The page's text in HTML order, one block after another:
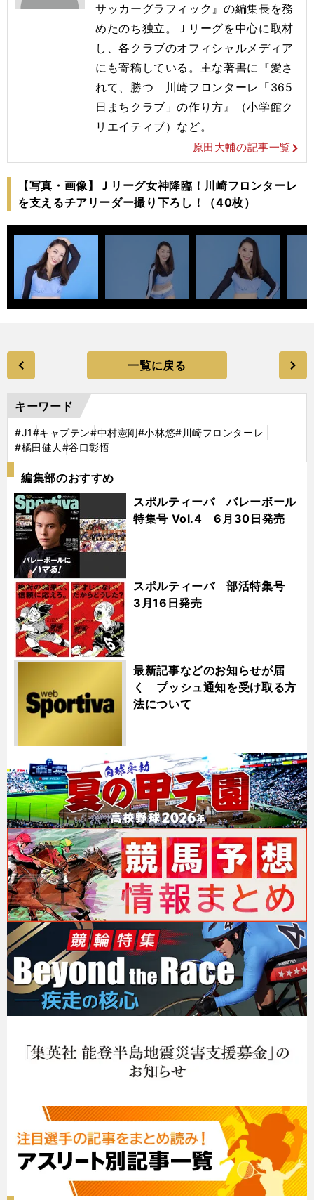
サッカーグラフィック』の編集長を務
めたのち独立。Ｊリーグを中心に取材
し、各クラブのオフィシャルメディア
にも寄稿している。主な著書に『愛さ
れて、勝つ 川崎フロンターレ「365
日まちクラブ」の作り方』（小学館ク
リエイティブ）など。
原田大輔の記事一覧
【写真・画像】Ｊリーグ女神降臨！川崎フロンターレ
を支えるチアリーダー撮り下ろし！（40枚）
一覧に戻る
キーワード
#J1#キャプテン#中村憲剛#小林悠#川崎フロンターレ
#橘田健人 #谷口彰悟
編集部のおすすめ
スポルティーバ バレーボール
特集号 Vol.4 6月30日発売
スポルティーバ 部活特集号
3月16日発売
最新記事などのお知らせが届
く プッシュ通知を受け取る方
法について